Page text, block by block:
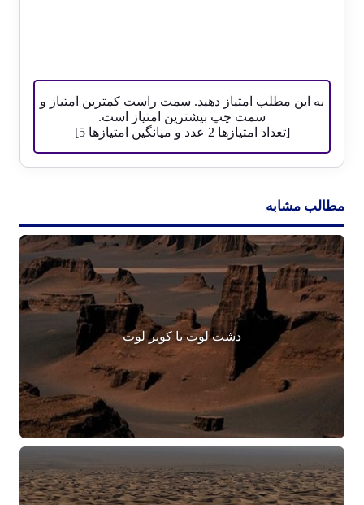
به این مطلب امتیاز دهید. سمت راست کمترین امتیاز و
سمت چپ بیشترین امتیاز است.
[تعداد امتیازها 2 عدد و میانگین امتیازها5
]
مطالب مشابه
دشت لوت یا کویر لوت